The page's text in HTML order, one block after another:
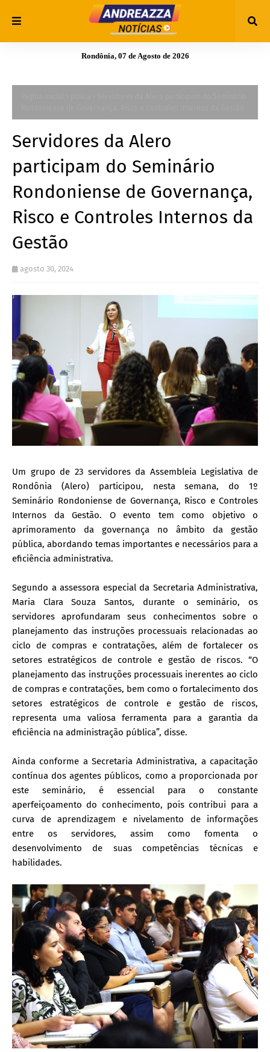
Rondônia, 07 de Agosto de 2026
Servidores da Alero
participam do Seminário
Rondoniense de Governança,
Risco e Controles Internos da
Gestão
agosto 30, 2024
Um grupo de 23 servidores da Assembleia Legislativa de
Rondônia (Alero) participou, nesta semana, do 1º
Seminário Rondoniense de Governança, Risco e Controles
Internos da Gestão. O evento tem como objetivo o
aprimoramento da governança no âmbito da gestão
pública, abordando temas importantes e necessários para a
eficiência administrativa.
Segundo a assessora especial da Secretaria Administrativa,
Maria Clara Souza Santos, durante o seminário, os
servidores aprofundaram seus conhecimentos sobre o
planejamento das instruções processuais relacionadas ao
ciclo de compras e contratações, além de fortalecer os
setores estratégicos de controle e gestão de riscos. “O
planejamento das instruções processuais inerentes ao ciclo
de compras e contratações, bem como o fortalecimento dos
setores estratégicos de controle e gestão de riscos,
representa uma valiosa ferramenta para a garantia da
eficiência na administração pública”, disse.
Ainda conforme a Secretaria Administrativa, a capacitação
contínua dos agentes públicos, como a proporcionada por
este seminário, é essencial para o constante
aperfeiçoamento do conhecimento, pois contribui para a
curva de aprendizagem e nivelamento de informações
entre os servidores, assim como fomenta o
desenvolvimento de suas competências técnicas e
habilidades.